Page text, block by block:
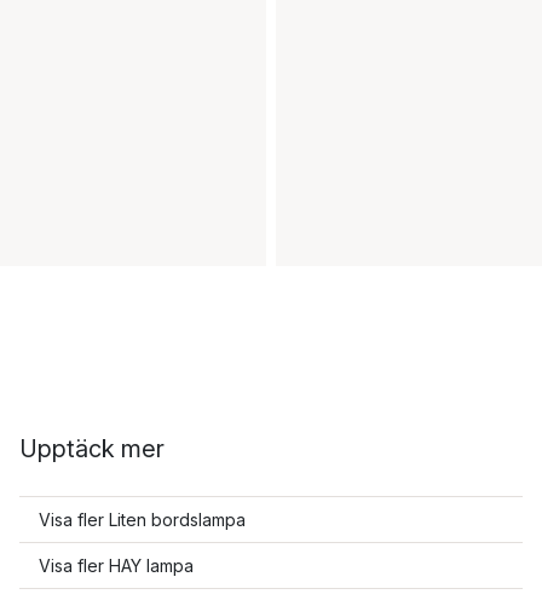
Upptäck mer
Visa fler Liten bordslampa
Visa fler HAY lampa